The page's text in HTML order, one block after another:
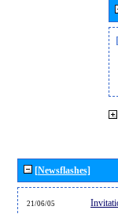
[Newsflashes]
21/06/05